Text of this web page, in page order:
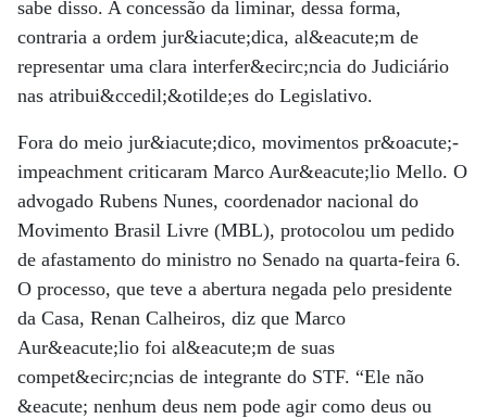
sabe disso. A concessão da liminar, dessa forma,
contraria a ordem jur&iacute;dica, al&eacute;m de
representar uma clara interfer&ecirc;ncia do Judiciário
nas atribui&ccedil;&otilde;es do Legislativo.
Fora do meio jur&iacute;dico, movimentos pr&oacute;-
impeachment criticaram Marco Aur&eacute;lio Mello. O
advogado Rubens Nunes, coordenador nacional do
Movimento Brasil Livre (MBL), protocolou um pedido
de afastamento do ministro no Senado na quarta-feira 6.
O processo, que teve a abertura negada pelo presidente
da Casa, Renan Calheiros, diz que Marco
Aur&eacute;lio foi al&eacute;m de suas
compet&ecirc;ncias de integrante do STF. “Ele não
&eacute; nenhum deus nem pode agir como deus ou